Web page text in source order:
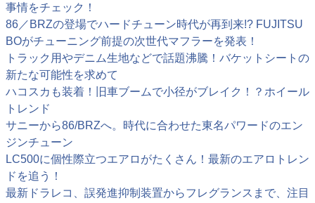
事情をチェック！
86／BRZの登場でハードチューン時代が再到来!? FUJITSU
BOがチューニング前提の次世代マフラーを発表！
トラック用やデニム生地などで話題沸騰！バケットシートの
新たな可能性を求めて
ハコスカも装着！旧車ブームで小径がブレイク！？ホイール
トレンド
サニーから86/BRZへ。時代に合わせた東名パワードのエン
ジンチューン
LC500に個性際立つエアロがたくさん！最新のエアロトレン
ドを追う！
最新ドラレコ、誤発進抑制装置からフレグランスまで、注目